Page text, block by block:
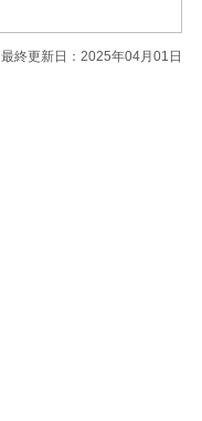
最終更新日：2025年04月01日